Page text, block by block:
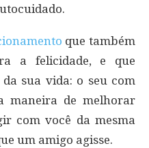
que também
a felicidade, e que
sua vida: o seu com
maneira de melhorar
com você da mesma
um amigo agisse.